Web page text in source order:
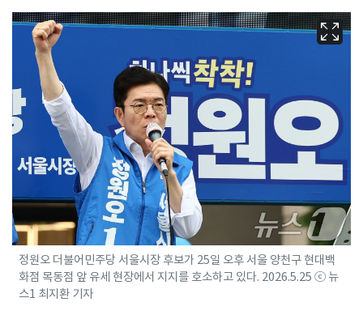
정원오 더불어민주당 서울시장 후보가 25일 오후 서울 양천구 현대백
화점 목동점 앞 유세 현장에서 지지를 호소하고 있다. 2026.5.25 ⓒ 뉴
스1 최지환 기자